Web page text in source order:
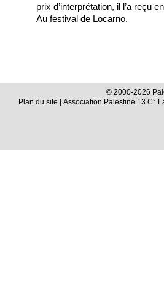
prix d’interprétation, il l’a reçu
Au festival de Locarno.
© 2000-2026
Plan du site | Association Palestine 13 C°